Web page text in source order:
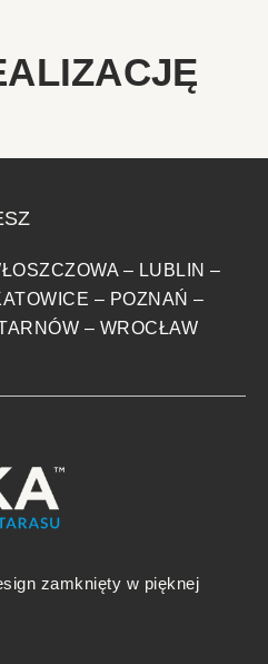
– LUBLIN –
– POZNAŃ –
– WROCŁAW
zamknięty w pięknej